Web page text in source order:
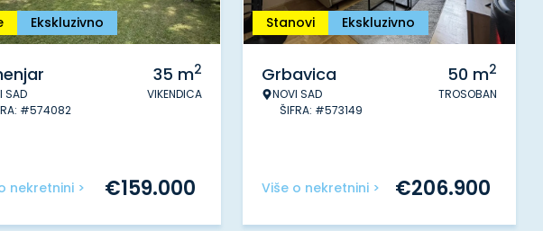
Ekskluzivno
SAD
#574082
35 m2
VIKENDICA
nekretnini > €159.000
Stanovi Ekskluzivno
Grbavica
NOVI SAD
ŠIFRA: #573149
50 m2
TROSOBAN
Više o nekretnini > €206.900